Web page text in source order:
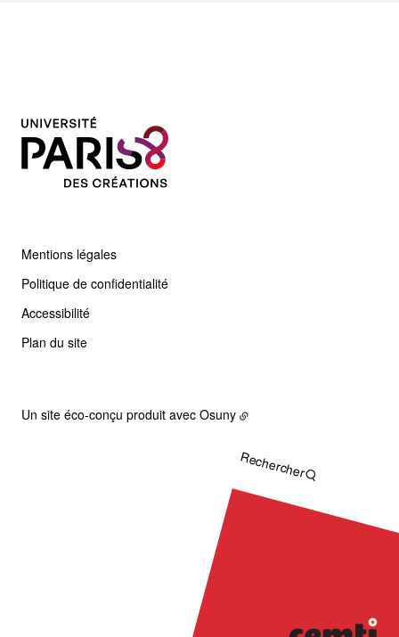
Mentions légales
Politique de confidentialité
Accessibilité
Plan du site
Rechercher
Un site éco-conçu produit avec Osuny